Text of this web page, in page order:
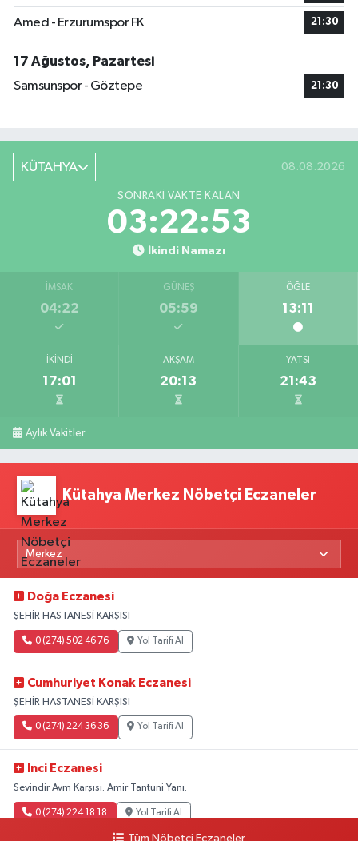
Amed - Erzurumspor FK 21:30
17 Ağustos, Pazartesi
Samsunspor - Göztepe
21:30
KÜTAHYA 08.08.2026
SONRAKI VAKTE KALAN
03:22:52
İkindi Namazı
İMSAK
04:22
GÜNEŞ
05:59
ÖĞLE
13:11
İKINDI
17:01
AKŞAM
20:13
YATSI
21:43
Aylık Vakitler
Kütahya Merkez Nöbetçi Eczaneler
Doğa Eczanesi
ŞEHİR HASTANESİ KARŞISI
0 (274) 502 46 76 Yol Tarifi Al
Cumhuriyet Konak Eczanesi
ŞEHİR HASTANESİ KARŞISI
0 (274) 224 36 36 Yol Tarifi Al
Inci Eczanesi
Sevindir Avm Karşısı. Amir Tantuni Yanı.
0 (274) 224 18 18 Yol Tarifi Al
Tüm Nöbetçi Eczaneler